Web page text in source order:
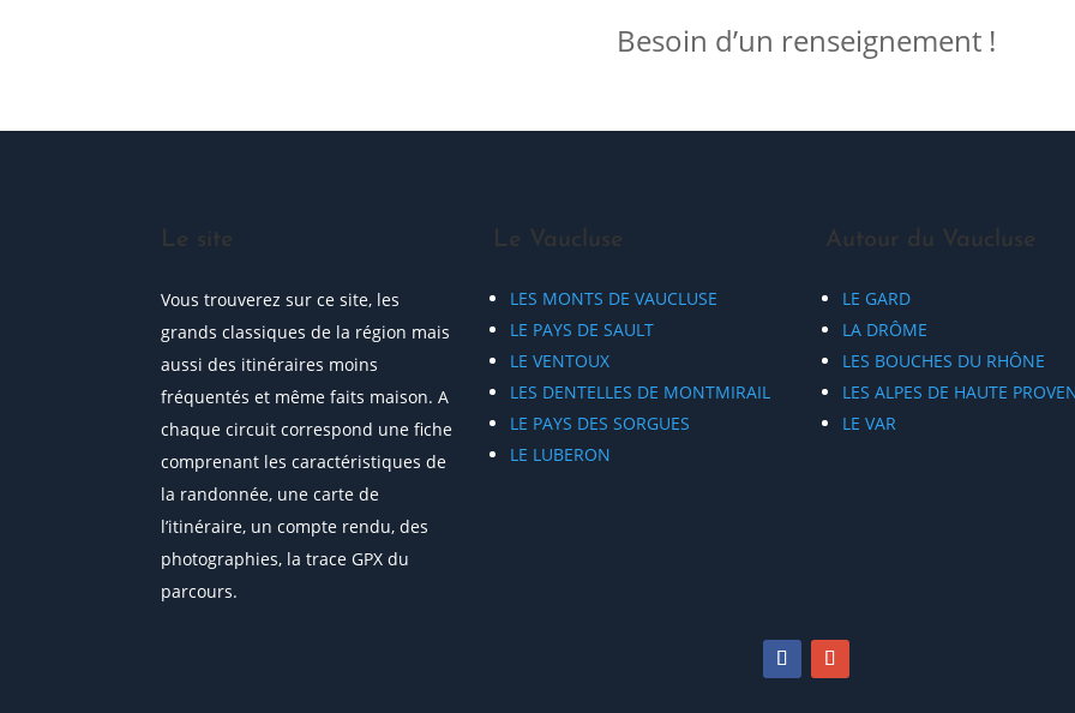
Besoin d’un renseignement !
Le site
Vous trouverez sur ce site, les
grands classiques de la région mais
aussi des itinéraires moins
fréquentés et même faits maison. A
chaque circuit correspond une fiche
comprenant les caractéristiques de
la randonnée, une carte de
l’itinéraire, un compte rendu, des
photographies, la trace GPX du
parcours.
Le Vaucluse
LES MONTS DE VAUCLUSE
LE PAYS DE SAULT
LE VENTOUX
LES DENTELLES DE MONTMIRAIL
LE PAYS DES SORGUES
LE LUBERON
Autour du Vaucluse
LE GARD
LA DRÔME
LES BOUCHES DU RHÔNE
LES ALPES DE HAUTE
LE VAR